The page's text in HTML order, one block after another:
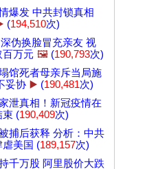
爆发 中共封锁真相
(194,510次)
伪换脸冒充亲友 视
百万元 🖼️ (190,793次)
馆死者母亲斥当局施
妥协 ▶️ (190,481次)
泄真相！新冠疫情在
束 (190,409次)
捕后获释 分析：中共
虐美国 (189,157次)
千万股 阿里股价大跌